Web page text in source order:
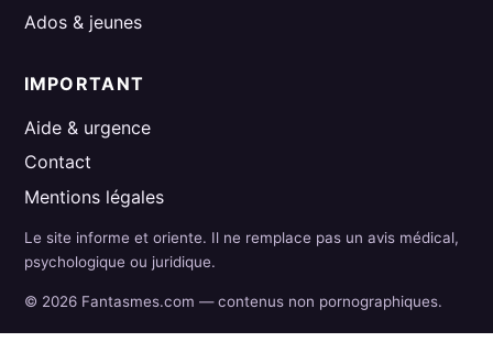
Ados & jeunes
IMPORTANT
Aide & urgence
Contact
Mentions légales
Le site informe et oriente. Il ne remplace pas un avis médical,
psychologique ou juridique.
© 2026 Fantasmes.com — contenus non pornographiques.